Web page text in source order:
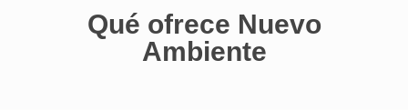
Qué ofrece Nuevo
Ambiente